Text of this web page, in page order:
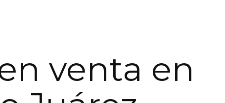
venta en